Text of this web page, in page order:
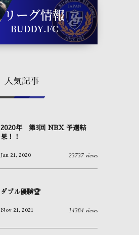
人気記事
2020年 第3回 NBX 予選結
果！！
Jan 21, 2020 23737 views
ダブル優勝🏆
Nov 21, 2021 14384 views